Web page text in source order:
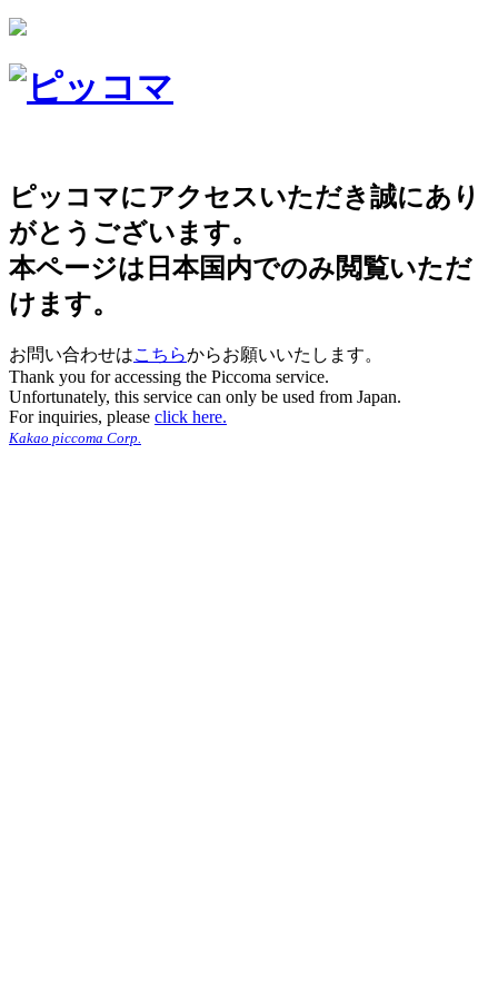
ピッコマにアクセスいただき誠にあり
がとうございます。
本ページは日本国内でのみ閲覧いただ
けます。
お問い合わせはこちらからお願いいたします。
Thank you for accessing the Piccoma service.
Unfortunately, this service can only be used from Japan.
For inquiries, please click here.
Kakao piccoma Corp.